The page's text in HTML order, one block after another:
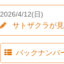
2026/4/12(日)
サトザクラが
バックナンバ